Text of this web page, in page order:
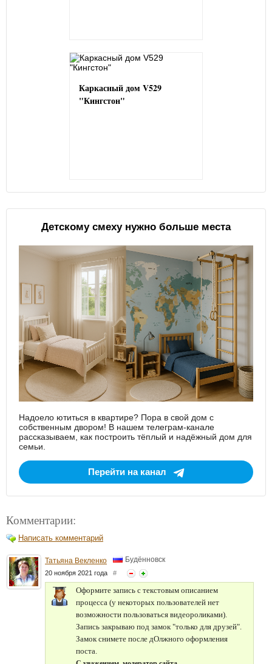
Каркасный дом V529
"Кингстон"
Детскому смеху нужно больше места
Надоело ютиться в квартире? Пора в свой дом с
собственным двором! В нашем телеграм-канале
рассказываем, как построить тёплый и надёжный дом для
семьи.
Перейти на канал
Комментарии:
Написать комментарий
Татьяна Векленко Будённовск
20 ноября 2021 года #
Оформите запись с текстовым описанием
процесса (у некоторых пользователей нет
возможности пользоваться видеороликами).
Запись закрываю под замок "только для друзей".
Замок снимете после дОлжного оформления
поста.